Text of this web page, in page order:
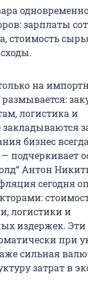
зарплаты
стоимость
на
логистика и
бизнес
подчеркивает
Антон
сегодня
логистики и
издержек.
при
сильная
затрат в